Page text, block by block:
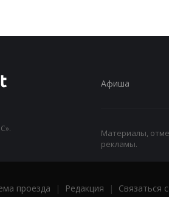
Афиша
Материалы,
рекламы.
проезда | Редакция | Связаться